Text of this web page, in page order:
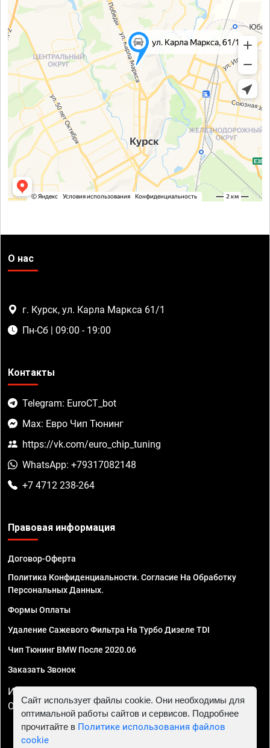
О нас
г. Курск, ул. Карла Маркса 61/1
Пн-Сб | 09:00 - 19:00
Контакты
Telegram: EuroCT_bot
Max: Евро Чип Тюнинг
https://vk.com/euro_chip_tuning
WhatsApp: +79317082148
+7 4712 238-264
Правовая информация
Договор-Оферта
Политика Конфиденциальности. Согласие На Обработку
Персональных Данных.
Формы Оплаты
Удаление Сажевого Фильтра На Турбо Дизеле TDI
Чип Тюнинг BMW После 2020.06
Заказать Звонок
ИП Смирнов Георгий Павлович. ИНН 781302555843,
ОГРНИП 324470400032610
Сайт использует файлы cookie. Они необходимы для
оптимальной работы сайтов и сервисов. Подробнее
прочитайте в Политике использования файлов
cookie